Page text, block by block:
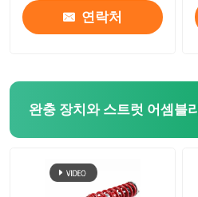
연락처
완충 장치와 스트럿 어셈블리